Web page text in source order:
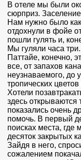
В отеле мы были
сюрприз.
Нам нужно было
отдохнули в фойе
пошли гулять и,
Мы гуляли часа
Паттайе, конечно,
все, от запахов
неузнаваемого, до
тропических
Хотели
здесь открываются
показались очень
помочь. В первый
поисках места, где
десяток закрытых
Зайдя в него,
сожалением